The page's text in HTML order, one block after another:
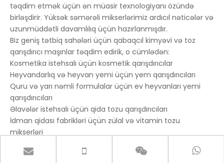
təqdim etmək üçün ən müasir texnologiyanı özündə
birləşdirir. Yüksək səmərəli mikserlərimiz ardıcıl nəticələr və
uzunmüddətli davamlılıq üçün hazırlanmışdır.
Biz geniş tətbiq sahələri üçün qabaqcıl kimyəvi və toz
qarışdırıcı maşınlar təqdim edirik, o cümlədən:
Kosmetika istehsalı üçün kosmetik qarışdırıcılar
Heyvandarlıq və heyvan yemi üçün yem qarışdırıcıları
Quru və yarı nəmli formulalar üçün ev heyvanları yemi
qarışdırıcıları
Əlavələr istehsalı üçün qida tozu qarışdırıcıları
İdman qidası fabrikləri üçün zülal və vitamin tozu
mikserləri